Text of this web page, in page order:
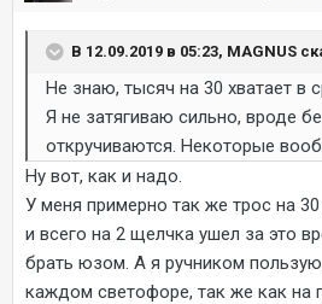
В 12.09.2019 в 05:23, MAGNUS
Не знаю, тысяч на 30 хватает в
Я не затягиваю сильно, вроде
откручиваются. Некоторые
Ну вот, как и надо.
У меня примерно так же трос на
и всего на 2 щелчка ушел за это
брать юзом. А я ручником
каждом светофоре, так же как на